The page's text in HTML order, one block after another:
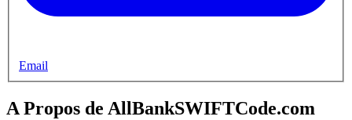
Email
A Propos de AllBankSWIFTCode.com